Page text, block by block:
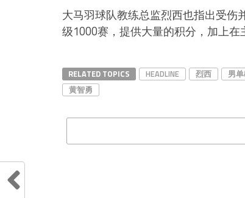
大马羽球队教练总监烈西也指出受伤
级1000赛，提供大量的积分，加上
RELATED TOPICS HEADLINE 烈西 男
黄智勇